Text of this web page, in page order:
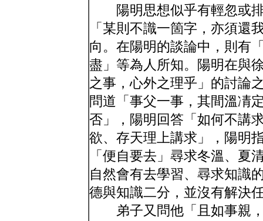
陽明思想似乎有輕忽或排
「某則不識一箇字，亦須還
向。在陽明的談論中，則有
盡」等為人所知。陽明在與
之事，心外之理乎」的討論
問道「事父一事，其間溫凊
否」，陽明回答「如何不講
欲、存天理上講求」，陽明
「便自要去」尋求冬溫、夏
自然會有去學習、尋求知識
德與知識二分，並沒有解決
弟子又問他「且如事親，